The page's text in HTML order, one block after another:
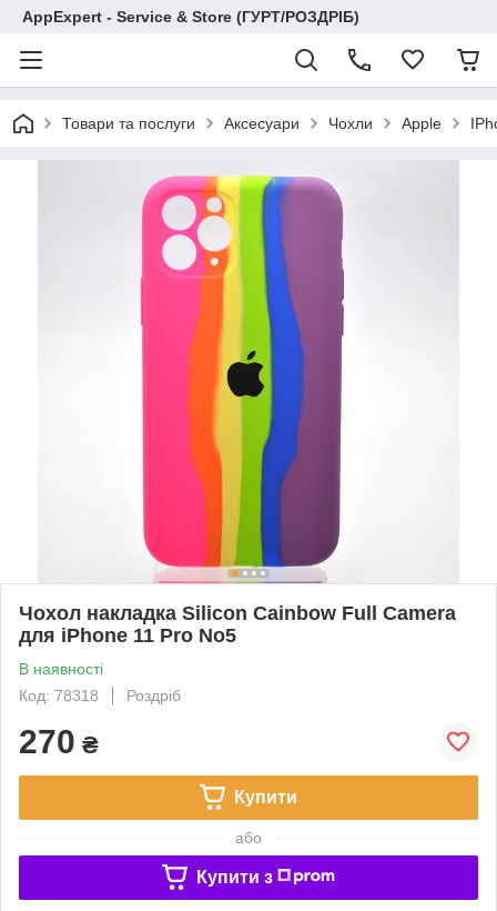
AppExpert - Service & Store (ГУРТ/РОЗДРІБ)
Товари та послуги Аксесуари Чохли Apple
Чохол накладка Silicon Cainbow Full Camera
для iPhone 11 Pro No5
В наявності
Код: 78318
Роздріб
270 ₴
Купити
або
Купити з